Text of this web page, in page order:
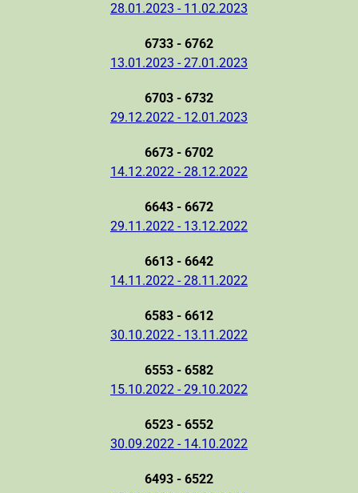
28.01.2023 - 11.02.2023
6733 - 6762
13.01.2023 - 27.01.2023
6703 - 6732
29.12.2022 - 12.01.2023
6673 - 6702
14.12.2022 - 28.12.2022
6643 - 6672
29.11.2022 - 13.12.2022
6613 - 6642
14.11.2022 - 28.11.2022
6583 - 6612
30.10.2022 - 13.11.2022
6553 - 6582
15.10.2022 - 29.10.2022
6523 - 6552
30.09.2022 - 14.10.2022
6493 - 6522